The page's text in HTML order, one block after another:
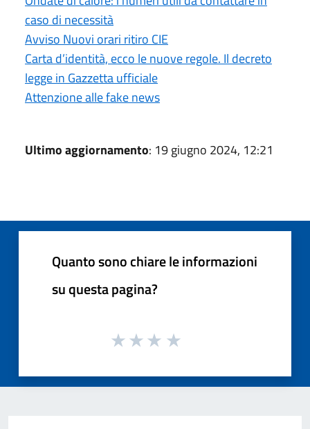
caso di necessità
Avviso Nuovi orari ritiro CIE
Carta d’identità, ecco le nuove regole. Il decreto
legge in Gazzetta ufficiale
Attenzione alle fake news
Ultimo aggiornamento: 19 giugno 2024, 12:21
Quanto sono chiare le informazioni
su questa pagina?